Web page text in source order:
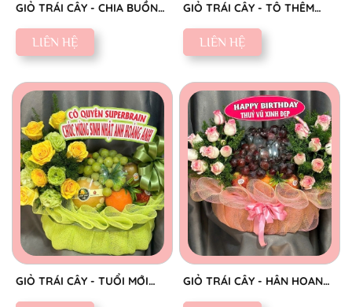
GIỎ TRÁI CÂY - CHIA BUỒN
CHÂN THÀNH
LIÊN HỆ
GIỎ TRÁI CÂY - TÔ THÊM
SẮC NGỌT
LIÊN HỆ
GIỎ TRÁI CÂY - TUỔI MỚI
VINH HOA
GIỎ TRÁI CÂY - HÂN HOAN
CHÚC MỪNG